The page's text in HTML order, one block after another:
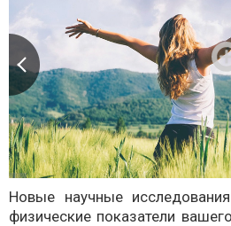
Новые научные
физические показатели